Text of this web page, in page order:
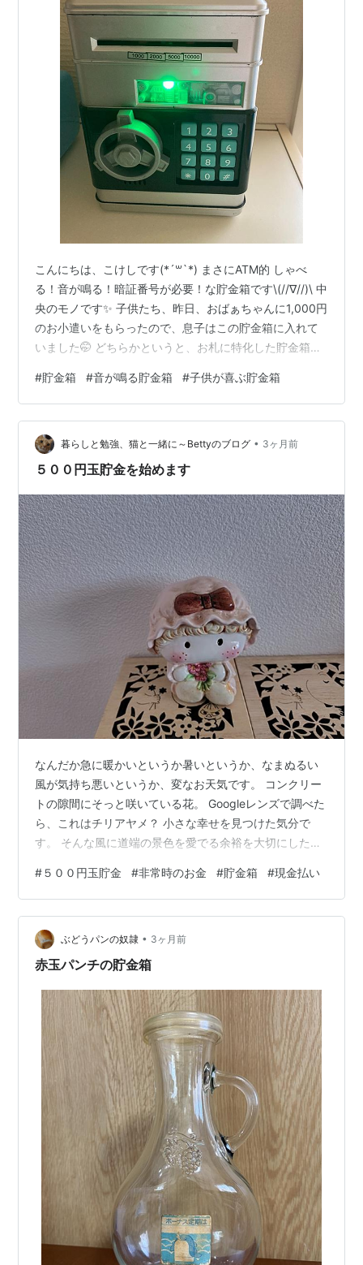
こんにちは、こけしです(*´꒳`*) まさにATM的 しゃべ
る！音が鳴る！暗証番号が必要！な貯金箱です\(//∇//)\ 中
央のモノです✨ 子供たち、昨日、おばぁちゃんに1,000円
のお小遣いをもらったので、息子はこの貯金箱に入れて
いました🤭 どちらかというと、お札に特化した貯金箱だ
たので、なんの音？？？ってみんなでビックリしていた
のですが、まさかの貯金箱からの音でした😂👏 お札を入
れたら、🟢にひかり、立派な音楽が流れます😂 しかも音
量も、まぁまぁ大きい😂👏 あ〜ビックリしたぁ〜。 と言
ったら、 息子が、『もう３回目だよ。』と言っていまし
#貯金箱 #音が鳴る貯金箱 #子供が喜ぶ貯金箱
暮らしと勉強、猫と一緒に～Bettyのブログ • 3ヶ月前
５００円玉貯金を始めます
なんだか急に暖かいというか暑いというか、なまぬるい
風が気持ち悪いというか、変なお天気です。 コンクリー
トの隙間にそっと咲いている花。 Googleレンズで調べた
ら、これはチリアヤメ？ 小さな幸せを見つけた気分で
す。 そんな風に道端の景色を愛でる余裕を大切にしたい
のにシフトしています…とは大げさですが😅 例えば、私
は現金をあまり持たない生活をしています。 支払いはほ
とんどがカードor電子マネーorバーコード決済です。 し
かし、それに慣れてしまうと、孫に「ガチャポンした
い」とせがまれても「ごめん、ばぁば現金を持っていな
#５００円玉貯金 #非常時のお金 #貯金箱 #現金払い
ぶどうパンの奴隷 • 3ヶ月前
赤玉パンチの貯金箱